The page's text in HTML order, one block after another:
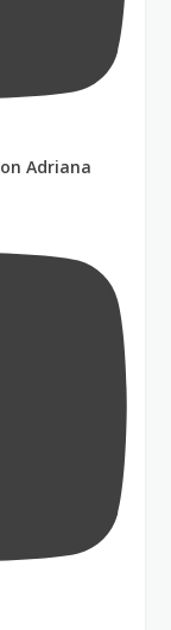
Adriana